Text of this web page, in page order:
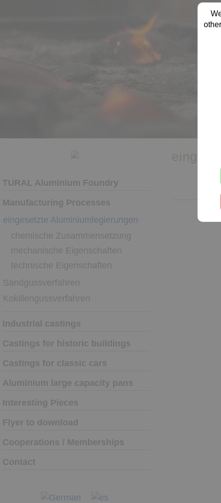
TURAL Aluminium Foundry
Manufacturing Processes
eingesetzte Aluminiumlegierungen
chemische Zusammensetzung
mechanische Eigenschaften
technische Eigenschaften
Sandgussverfahren
Kokillengussverfahren
Industrial castings
Castings for historic buildings
Castings for classic cars
Aluminium large capacity pans
Interesting Pieces
Flyer to download
Cooperations / Memberships
Contact